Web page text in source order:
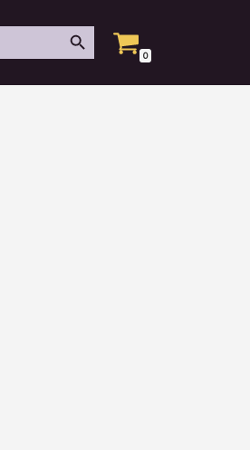
Search Button
0